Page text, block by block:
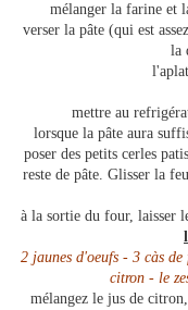
mélanger la farine et
verser la pâte (qui est
la
mettre au
lorsque la pâte aura
poser des petits cerles
reste de pâte. Glisser la
à la sortie du four, laisser
2 jaunes d'oeufs - 3 càs
citron - le
mélangez le jus de